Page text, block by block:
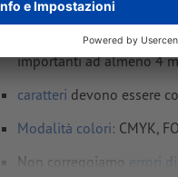
Risoluzione:300 dpi
Creare il documento
importanti ad almeno 4
caratteri devono essere
Modalità colori: CMYK,
Non correggiamo
errori